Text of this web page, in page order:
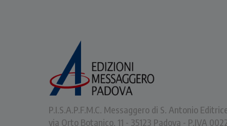
P.I.S.A.P.F.M.C. Messaggero di S. Antonio
via Orto Botanico, 11 - 35123 Padova - P.IVA